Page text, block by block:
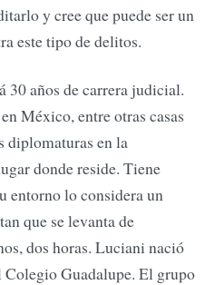
y cree que puede ser un
este tipo de delitos.
30 años de carrera judicial.
México, entre otras casas
diplomaturas en la
donde reside. Tiene
entorno lo considera un
que se levanta de
dos horas. Luciani nació
Colegio Guadalupe. El grupo